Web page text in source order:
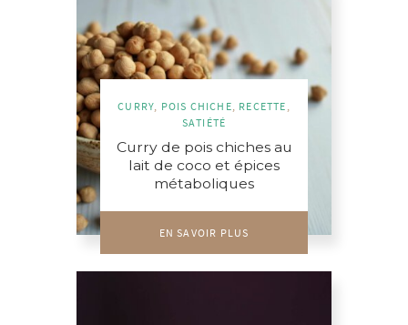
CURRY, POIS CHICHE, RECETTE ,
SATIÉTÉ
Curry de pois chiches au
lait de coco et épices
métaboliques
EN SAVOIR PLUS